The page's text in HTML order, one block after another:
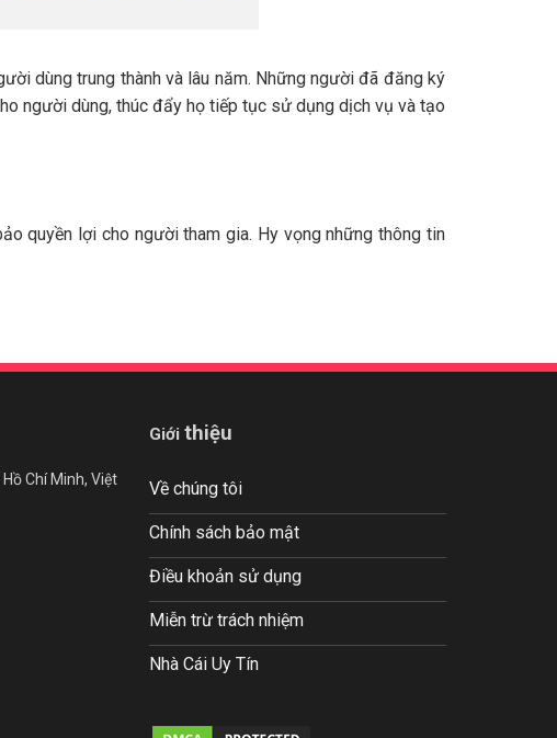
dùng trung thành và lâu năm. Những người đã đăng ký
người dùng, thúc đẩy họ tiếp tục sử dụng dịch vụ và tạo
quyền lợi cho người tham gia. Hy vọng những thông tin
Chí Minh, Việt
Giớithiệu
Về chúng tôi
Chính sách bảo mật
Điều khoản sử dụng
Miễn trừ trách nhiệm
Nhà Cái Uy Tín